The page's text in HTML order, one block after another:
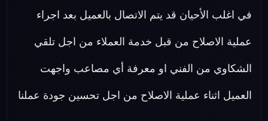
في اغلب الأحيان قد يتم الاتصال بالعميل بعد اجراء
عملية الاصلاح من قبل خدمة العملاء من اجل تلقي
الشكاوي من الفني او معرفة أي مصاعب واجهت
العميل اثناء عملية الاصلاح من اجل تحسين جودة عملنا